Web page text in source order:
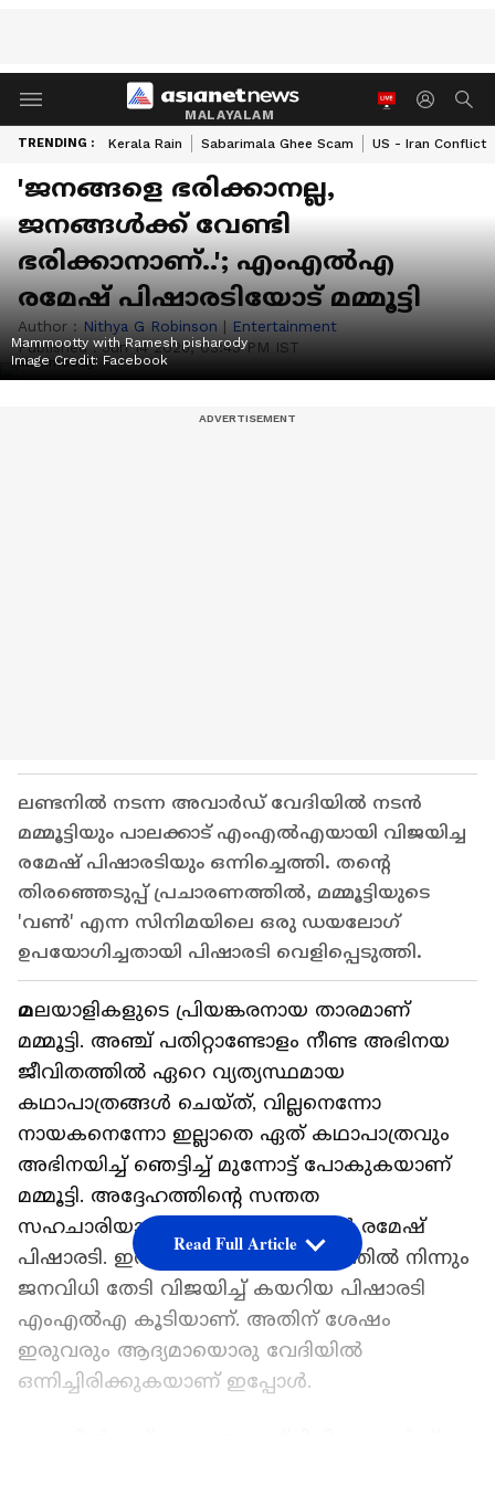
MALAYALAM
TRENDING : Kerala Rain Sabarimala Ghee Scam US - Iran Conflict
'ജനങ്ങളെ ഭരിക്കാനല്ല,
ജനങ്ങള്‍ക്ക് വേണ്ടി
ഭരിക്കാനാണ്..'; എംഎൽഎ
രമേഷ് പിഷാരടിയോട് മമ്മൂട്ടി
Author : Nithya G Robinson | Entertainment
Published :Jun 14 2026, 03:43 PM IST
Mammootty with Ramesh pisharody
Image Credit: Facebook
ലണ്ടനിൽ നടന്ന അവാർഡ് വേദിയിൽ നടൻ
മമ്മൂട്ടിയും പാലക്കാട് എംഎൽഎയായി വിജയിച്ച
രമേഷ് പിഷാരടിയും ഒന്നിച്ചെത്തി. തൻ്റെ
തിരഞ്ഞെടുപ്പ് പ്രചാരണത്തിൽ, മമ്മൂട്ടിയുടെ
'വൺ' എന്ന സിനിമയിലെ ഒരു ഡയലോഗ്
ഉപയോഗിച്ചതായി പിഷാരടി വെളിപ്പെടുത്തി.
മലയാളികളുടെ പ്രിയങ്കരനായ താരമാണ്
മമ്മൂട്ടി. അഞ്ച് പതിറ്റാണ്ടോളം നീണ്ട അഭിനയ
ജീവിതത്തിൽ ഏറെ വ്യത്യസ്ഥമായ
കഥാപാത്രങ്ങൾ ചെയ്ത്, വില്ലനെന്നോ
നായകനെന്നോ ഇല്ലാതെ ഏത് കഥാപാത്രവും
അഭിനയിച്ച് ഞെട്ടിച്ച് മുന്നോട്ട് പോകുകയാണ്
മമ്മൂട്ടി. അദ്ദേഹത്തിന്റെ സന്തത
സഹചാരിയായിരിയായിരുന്നു നടൻ രമേഷ്
പിഷാരടി. ഇന്ന് പാലക്കാട് മണ്ഡലത്തിൽ നിന്നും
ജനവിധി തേടി വിജയിച്ച് കയറിയ പിഷാരടി
എംഎൽഎ കൂടിയാണ്. അതിന് ശേഷം
ഇരുവരും ആദ്യമായൊരു വേദിയിൽ
ഒന്നിച്ചിരിക്കുകയാണ് ഇപ്പോൾ.
Read Full Article